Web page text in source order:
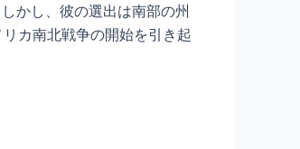
かし、彼の選出は南部の州
カ南北戦争の開始を引き起